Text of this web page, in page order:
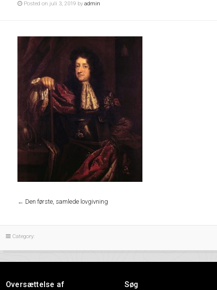
Posted on juli 3, 2019 by admin
← Den første, samlede lovgivning
Category:
Oversættelse af
Søg